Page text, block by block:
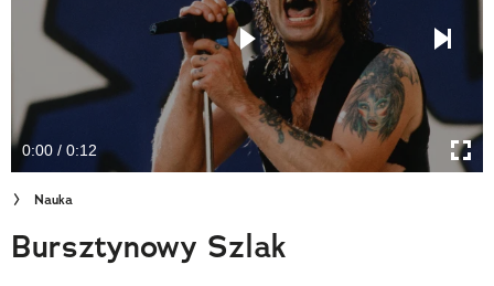
PODCASTY
Newsletter
Cuda Polski
Wielki Konkurs Fotograficzny
Trendbook Podróżniczy
0:00 / 0:12
Nauka
Bursztynowy Szlak